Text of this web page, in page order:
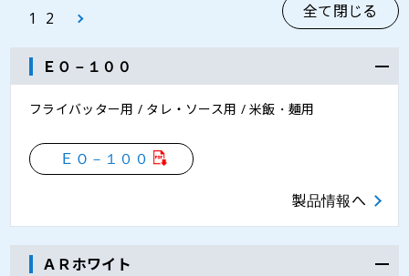
1 2 全て閉じる
ＥＯ－１００
フライバッター用 / タレ・ソース用 / 米飯・麺用
ＥＯ－１００
製品情報へ
ＡＲホワイト